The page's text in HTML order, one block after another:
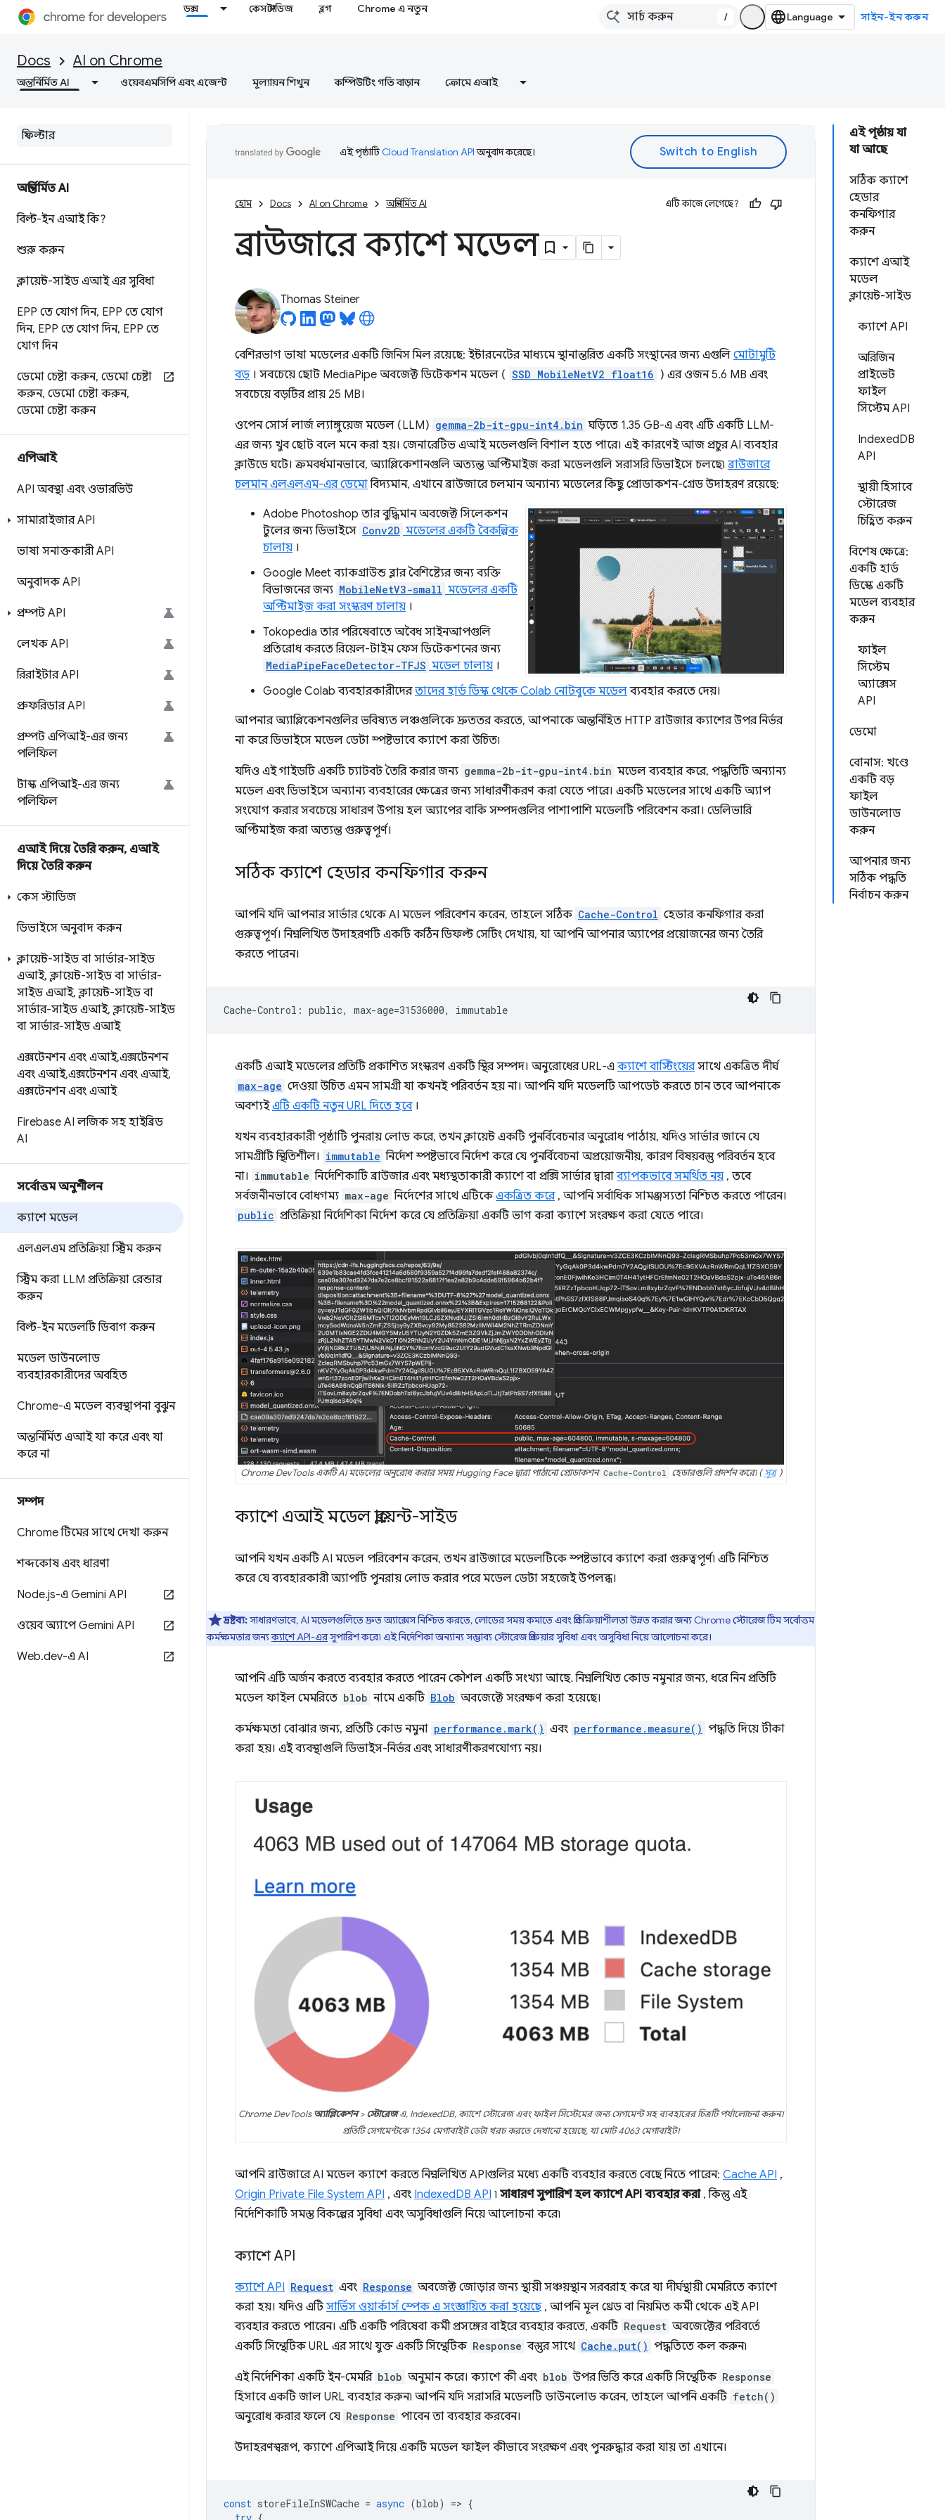
ডক্স কেস স্টাডিজ ব্লগ Chrome এ নতুন
/ সাইন-ইন করুন
Docs AI on Chrome
অন্তর্নির্মিত AI ওয়েবএমসিপি এবং এজেন্ট মূল্যায়ন শিখুন কম্পিউটিং গতি বাড়ান ক্রোমে এআই
অন্তর্নির্মিত AI
বিল্ট-ইন এআই কি?
শুরু করুন
ক্লায়েন্ট-সাইড এআই এর সুবিধা
EPP তে যোগ দিন, EPP তে যোগ
দিন, EPP তে যোগ দিন, EPP তে
যোগ দিন
ডেমো চেষ্টা করুন, ডেমো চেষ্টা
করুন, ডেমো চেষ্টা করুন,
ডেমো চেষ্টা করুন
এপিআই
API অবস্থা এবং ওভারভিউ
সামারাইজার API
ভাষা সনাক্তকারী API
অনুবাদক API
প্রম্পট API
লেখক API
রিরাইটার API
প্রুফরিডার API
প্রম্পট এপিআই-এর জন্য
পলিফিল
টাস্ক এপিআই-এর জন্য
পলিফিল
এআই দিয়ে তৈরি করুন, এআই
দিয়ে তৈরি করুন
কেস স্টাডিজ
ডিভাইসে অনুবাদ করুন
ক্লায়েন্ট-সাইড বা সার্ভার-সাইড
এআই, ক্লায়েন্ট-সাইড বা সার্ভার-
সাইড এআই, ক্লায়েন্ট-সাইড বা
সার্ভার-সাইড এআই, ক্লায়েন্ট-সাইড
বা সার্ভার-সাইড এআই
এক্সটেনশন এবং এআই,এক্সটেনশন
এবং এআই,এক্সটেনশন এবং এআই,
এক্সটেনশন এবং এআই
Firebase AI লজিক সহ হাইব্রিড
AI
সর্বোত্তম অনুশীলন
ক্যাশে মডেল
এলএলএম প্রতিক্রিয়া স্ট্রিম করুন
স্ট্রিম করা LLM প্রতিক্রিয়া রেন্ডার
করুন
বিল্ট-ইন মডেলটি ডিবাগ করুন
মডেল ডাউনলোড
ব্যবহারকারীদের অবহিত
Chrome-এ মডেল ব্যবস্থাপনা বুঝুন
অন্তর্নির্মিত এআই যা করে এবং যা
করে না
সম্পদ
Chrome টিমের সাথে দেখা করুন
শব্দকোষ এবং ধারণা
Node.js-এ Gemini API
ওয়েব অ্যাপে Gemini API
Web.dev-এ AI
এই পৃষ্ঠায় যা
যা আছে
সঠিক ক্যাশে
হেডার
কনফিগার
করুন
ক্যাশে এআই
মডেল
ক্লায়েন্ট-সাইড
ক্যাশে API
অরিজিন
প্রাইভেট
ফাইল
সিস্টেম API
IndexedDB
API
স্থায়ী হিসাবে
স্টোরেজ
চিহ্নিত করুন
বিশেষ ক্ষেত্রে:
একটি হার্ড
ডিস্কে একটি
মডেল ব্যবহার
করুন
ফাইল
সিস্টেম
অ্যাক্সেস
API
ডেমো
বোনাস: খণ্ডে
একটি বড়
ফাইল
ডাউনলোড
করুন
আপনার জন্য
সঠিক পদ্ধতি
নির্বাচন করুন
এই পৃষ্ঠাটিCloud Translation APIঅনুবাদ করেছে।
হোম Docs AI on Chrome অন্তর্নির্মিত AI এটি কাজে লেগেছে?
ব্রাউজারে ক্যাশে মডেল
Thomas Steiner
বেশিরভাগ ভাষা মডেলের একটি জিনিস মিল রয়েছে: ইন্টারনেটের মাধ্যমে স্থানান্তরিত একটি সংস্থানের জন্য এগুলি মোটামুটি
বড়। সবচেয়ে ছোট MediaPipe অবজেক্ট ডিটেকশন মডেল ( SSD MobileNetV2 float16 ) এর ওজন 5.6 MB এবং
সবচেয়ে বড়টির প্রায় 25 MB।
ওপেন সোর্স লার্জ ল্যাঙ্গুয়েজ মডেল (LLM) gemma-2b-it-gpu-int4.bin ঘড়িতে 1.35 GB-এ এবং এটি একটি LLM-
এর জন্য খুব ছোট বলে মনে করা হয়। জেনারেটিভ এআই মডেলগুলি বিশাল হতে পারে। এই কারণেই আজ প্রচুর AI ব্যবহার
ক্লাউডে ঘটে। ক্রমবর্ধমানভাবে, অ্যাপ্লিকেশানগুলি অত্যন্ত অপ্টিমাইজ করা মডেলগুলি সরাসরি ডিভাইসে চলছে৷ ব্রাউজারে
চলমান এলএলএম-এর ডেমোবিদ্যমান, এখানে ব্রাউজারে চলমান অন্যান্য মডেলের কিছু প্রোডাকশন-গ্রেড উদাহরণ রয়েছে:
Adobe Photoshop তার বুদ্ধিমান অবজেক্ট সিলেকশন
টুলের জন্য ডিভাইসে Conv2D মডেলের একটি বৈকল্পিক
চালায় ।
Google Meet ব্যাকগ্রাউন্ড ব্লার বৈশিষ্ট্যের জন্য ব্যক্তি
বিভাজনের জন্য MobileNetV3-small মডেলের একটি
অপ্টিমাইজ করা সংস্করণ চালায় ।
Tokopedia তার পরিষেবাতে অবৈধ সাইনআপগুলি
প্রতিরোধ করতে রিয়েল-টাইম ফেস ডিটেকশনের জন্য
MediaPipeFaceDetector-TFJS মডেল চালায় ।
Google Colab ব্যবহারকারীদেরতাদের হার্ড ডিস্ক থেকে Colab নোটবুকে মডেলব্যবহার করতে দেয়।
আপনার অ্যাপ্লিকেশনগুলির ভবিষ্যত লঞ্চগুলিকে দ্রুততর করতে, আপনাকে অন্তর্নিহিত HTTP ব্রাউজার ক্যাশের উপর নির্ভর
না করে ডিভাইসে মডেল ডেটা স্পষ্টভাবে ক্যাশে করা উচিত৷
যদিও এই গাইডটি একটি চ্যাটবট তৈরি করার জন্য gemma-2b-it-gpu-int4.bin মডেল ব্যবহার করে, পদ্ধতিটি অন্যান্য
মডেল এবং ডিভাইসে অন্যান্য ব্যবহারের ক্ষেত্রের জন্য সাধারণীকরণ করা যেতে পারে। একটি মডেলের সাথে একটি অ্যাপ
সংযোগ করার সবচেয়ে সাধারণ উপায় হল অ্যাপের বাকি সম্পদগুলির পাশাপাশি মডেলটি পরিবেশন করা। ডেলিভারি
অপ্টিমাইজ করা অত্যন্ত গুরুত্বপূর্ণ।
সঠিক ক্যাশে হেডার কনফিগার করুন
আপনি যদি আপনার সার্ভার থেকে AI মডেল পরিবেশন করেন, তাহলে সঠিক Cache-Control হেডার কনফিগার করা
গুরুত্বপূর্ণ। নিম্নলিখিত উদাহরণটি একটি কঠিন ডিফল্ট সেটিং দেখায়, যা আপনি আপনার অ্যাপের প্রয়োজনের জন্য তৈরি
করতে পারেন।
একটি এআই মডেলের প্রতিটি প্রকাশিত সংস্করণ একটি স্থির সম্পদ। অনুরোধের URL-এ ক্যাশে বাস্টিংয়েরসাথে একত্রিত দীর্ঘ
max-age দেওয়া উচিত এমন সামগ্রী যা কখনই পরিবর্তন হয় না। আপনি যদি মডেলটি আপডেট করতে চান তবে আপনাকে
অবশ্যইএটি একটি নতুন URL দিতে হবে।
যখন ব্যবহারকারী পৃষ্ঠাটি পুনরায় লোড করে, তখন ক্লায়েন্ট একটি পুনর্বিবেচনার অনুরোধ পাঠায়, যদিও সার্ভার জানে যে
সামগ্রীটি স্থিতিশীল। immutable নির্দেশ স্পষ্টভাবে নির্দেশ করে যে পুনর্বিবেচনা অপ্রয়োজনীয়, কারণ বিষয়বস্তু পরিবর্তন হবে
না। immutable নির্দেশিকাটি ব্রাউজার এবং মধ্যস্থতাকারী ক্যাশে বা প্রক্সি সার্ভার দ্বারাব্যাপকভাবে সমর্থিত নয় , তবে
সর্বজনীনভাবে বোধগম্য max-age নির্দেশের সাথে এটিকেএকত্রিত করে, আপনি সর্বাধিক সামঞ্জস্যতা নিশ্চিত করতে পারেন।
public প্রতিক্রিয়া নির্দেশিকা নির্দেশ করে যে প্রতিক্রিয়া একটি ভাগ করা ক্যাশে সংরক্ষণ করা যেতে পারে।
Chrome DevTools একটি AI মডেলের অনুরোধ করার সময় Hugging Face দ্বারা পাঠানো প্রোডাকশন Cache-Control হেডারগুলি প্রদর্শন করে৷ (সূত্র)
ক্যাশে এআই মডেল ক্লায়েন্ট-সাইড
আপনি যখন একটি AI মডেল পরিবেশন করেন, তখন ব্রাউজারে মডেলটিকে স্পষ্টভাবে ক্যাশে করা গুরুত্বপূর্ণ৷ এটি নিশ্চিত
করে যে ব্যবহারকারী অ্যাপটি পুনরায় লোড করার পরে মডেল ডেটা সহজেই উপলব্ধ।
দ্রষ্টব্য:সাধারণভাবে, AI মডেলগুলিতে দ্রুত অ্যাক্সেস নিশ্চিত করতে, লোডের সময় কমাতে এবং প্রতিক্রিয়াশীলতা উন্নত করার জন্য Chrome স্টোরেজ টিম সর্বোত্তম
কর্মক্ষমতার জন্যক্যাশে API-এরসুপারিশ করে৷ এই নির্দেশিকা অন্যান্য সম্ভাব্য স্টোরেজ প্রক্রিয়ার সুবিধা এবং অসুবিধা নিয়ে আলোচনা করে।
আপনি এটি অর্জন করতে ব্যবহার করতে পারেন কৌশল একটি সংখ্যা আছে. নিম্নলিখিত কোড নমুনার জন্য, ধরে নিন প্রতিটি
মডেল ফাইল মেমরিতে blob নামে একটি Blob অবজেক্টে সংরক্ষণ করা হয়েছে।
কর্মক্ষমতা বোঝার জন্য, প্রতিটি কোড নমুনা performance.mark() এবং performance.measure() পদ্ধতি দিয়ে টীকা
করা হয়। এই ব্যবস্থাগুলি ডিভাইস-নির্ভর এবং সাধারণীকরণযোগ্য নয়।
Chrome DevToolsঅ্যাপ্লিকেশন>স্টোরেজএ, IndexedDB, ক্যাশে স্টোরেজ এবং ফাইল সিস্টেমের জন্য সেগমেন্ট সহ ব্যবহারের চিত্রটি পর্যালোচনা করুন।
প্রতিটি সেগমেন্টকে 1354 মেগাবাইট ডেটা খরচ করতে দেখানো হয়েছে, যা মোট 4063 মেগাবাইট।
আপনি ব্রাউজারে AI মডেল ক্যাশে করতে নিম্নলিখিত APIগুলির মধ্যে একটি ব্যবহার করতে বেছে নিতে পারেন: Cache API ,
Origin Private File System API , এবং IndexedDB API ৷ সাধারণ সুপারিশ হল ক্যাশে API ব্যবহার করা, কিন্তু এই
নির্দেশিকাটি সমস্ত বিকল্পের সুবিধা এবং অসুবিধাগুলি নিয়ে আলোচনা করে৷
ক্যাশে API
ক্যাশে API Request এবং Response অবজেক্ট জোড়ার জন্য স্থায়ী সঞ্চয়স্থান সরবরাহ করে যা দীর্ঘস্থায়ী মেমরিতে ক্যাশে
করা হয়। যদিও এটিসার্ভিস ওয়ার্কার্স স্পেক এ সংজ্ঞায়িত করা হয়েছে, আপনি মূল থ্রেড বা নিয়মিত কর্মী থেকে এই API
ব্যবহার করতে পারেন। এটি একটি পরিষেবা কর্মী প্রসঙ্গের বাইরে ব্যবহার করতে, একটি Request অবজেক্টের পরিবর্তে
একটি সিন্থেটিক URL এর সাথে যুক্ত একটি সিন্থেটিক Response বস্তুর সাথে Cache.put() পদ্ধতিতে কল করুন৷
এই নির্দেশিকা একটি ইন-মেমরি blob অনুমান করে। ক্যাশে কী এবং blob উপর ভিত্তি করে একটি সিন্থেটিক Response
হিসাবে একটি জাল URL ব্যবহার করুন৷ আপনি যদি সরাসরি মডেলটি ডাউনলোড করেন, তাহলে আপনি একটি fetch()
অনুরোধ করার ফলে যে Response পাবেন তা ব্যবহার করবেন।
উদাহরণস্বরূপ, ক্যাশে এপিআই দিয়ে একটি মডেল ফাইল কীভাবে সংরক্ষণ এবং পুনরুদ্ধার করা যায় তা এখানে।
const storeFileInSWCache = async (blob) => {
try {